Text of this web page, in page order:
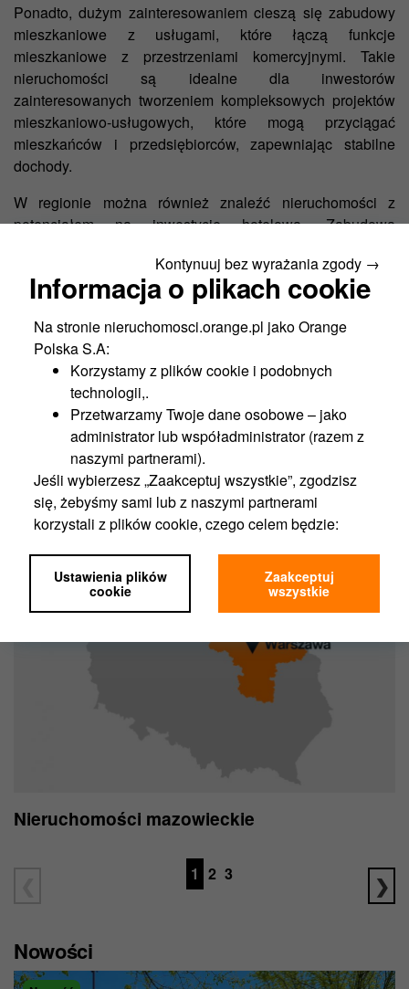
Ponadto, dużym zainteresowaniem cieszą się zabudowy
mieszkaniowe z usługami, które łączą funkcje
mieszkaniowe z przestrzeniami komercyjnymi. Takie
nieruchomości są idealne dla inwestorów
zainteresowanych tworzeniem kompleksowych projektów
mieszkaniowo-usługowych, które mogą przyciągać
mieszkańców i przedsiębiorców, zapewniając stabilne
dochody.
W regionie można również znaleźć nieruchomości z
potencjałem na inwestycję hotelową. Zabudowa
hotelowe lub pensjonaty jest szczególnie atrakcyjna w
kontekście rozwoju turystyki i rekreacji w regionie. Takie
inwestycje mogą przynosić
popularnych miejscach turystycznych i w pobliżu
atrakcji regionu.
Sprawdź ofertę naszych nieruchomości inwestycyjnych
także z innych województw. Na stronie Orange
nieruchomości najdziesz m.in.nieruchomości lubelskie
nieruchomości dolnośląskiei
Kategorie powiązane
Nieruchomości mazowieckie
1 2 3
Nowości
Kontynuuj bez wyrażania zgody →
Informacja o plikach cookie
Na stronie nieruchomosci.orange.pl jako Orange
Polska S.A:
Korzystamy z plików cookie i podobnych
technologii,.
Przetwarzamy Twoje dane osobowe – jako
administrator lub współadministrator (razem z
naszymi partnerami).
Jeśli wybierzesz „Zaakceptuj wszystkie”, zgodzisz
się, żebyśmy sami lub z naszymi partnerami
korzystali z plików cookie, czego celem będzie:
Analityka,
Marketing,
Personalizacja.
możesz wybrać, z którego rodzaju plików będziemy
Zgodę na pliki cookies możesz zawsze wycofać w
Więcej informacji znajdziesz w naszej
prywatności.
Ustawienia plików
cookie
Zaakceptuj
wszystkie